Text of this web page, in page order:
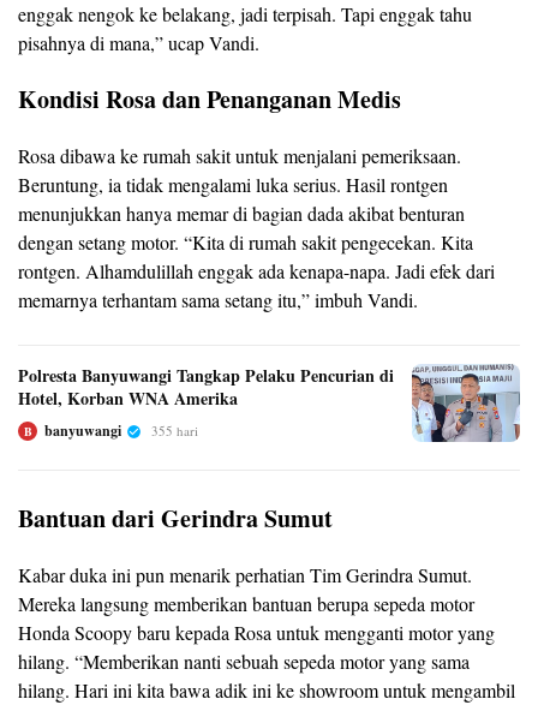
enggak nengok ke belakang, jadi terpisah. Tapi enggak tahu
pisahnya di mana,” ucap Vandi.
Kondisi Rosa dan Penanganan Medis
Rosa dibawa ke rumah sakit untuk menjalani pemeriksaan.
Beruntung, ia tidak mengalami luka serius. Hasil rontgen
menunjukkan hanya memar di bagian dada akibat benturan
dengan setang motor. “Kita di rumah sakit pengecekan. Kita
rontgen. Alhamdulillah enggak ada kenapa-napa. Jadi efek dari
memarnya terhantam sama setang itu,” imbuh Vandi.
Polresta Banyuwangi Tangkap Pelaku Pencurian di
Hotel, Korban WNA Amerika
B banyuwangi 355 hari
Bantuan dari Gerindra Sumut
Kabar duka ini pun menarik perhatian Tim Gerindra Sumut.
Mereka langsung memberikan bantuan berupa sepeda motor
Honda Scoopy baru kepada Rosa untuk mengganti motor yang
hilang. “Memberikan nanti sebuah sepeda motor yang sama
hilang. Hari ini kita bawa adik ini ke showroom untuk mengambil